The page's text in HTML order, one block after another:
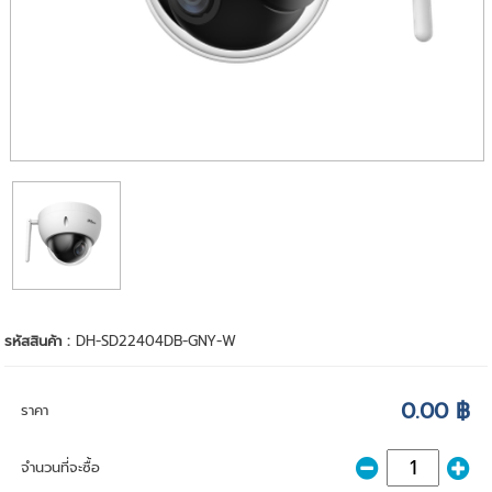
รหัสสินค้า :DH-SD22404DB-GNY-W
ราคา 0.00 ฿
จำนวนที่จะซื้อ